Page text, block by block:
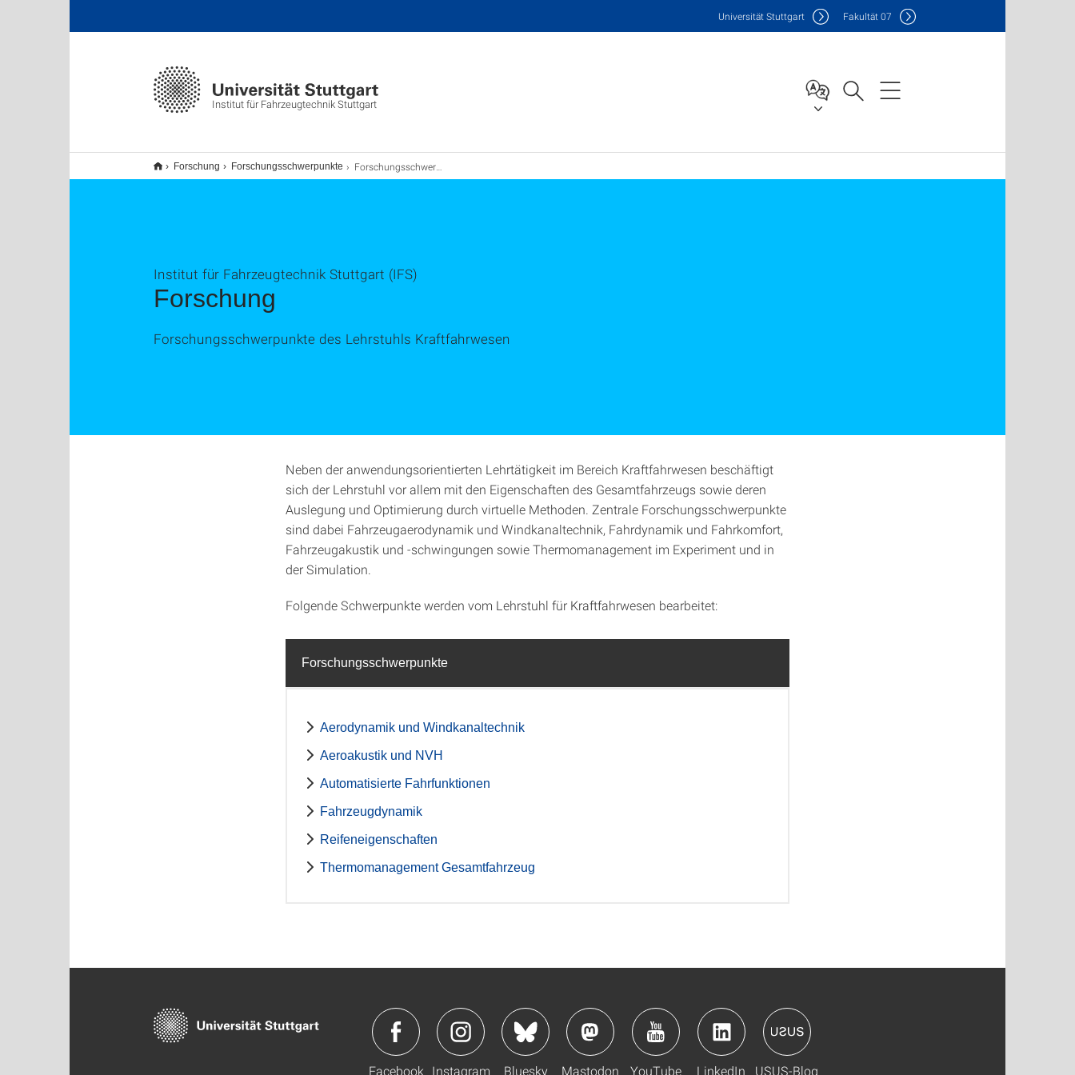
Institut für Fahrzeugtechnik Stuttgart
Universität Stuttgart Fakultät07
Forschung Forschungsschwerpunkte Forschungsschwerpunkte KFZ
Forschung
Institut für Fahrzeugtechnik Stuttgart (IFS)
Forschungsschwerpunkte des Lehrstuhls Kraftfahrwesen
Neben der anwendungsorientierten Lehrtätigkeit im Bereich Kraftfahrwesen beschäftigt
sich der Lehrstuhl vor allem mit den Eigenschaften des Gesamtfahrzeugs sowie deren
Auslegung und Optimierung durch virtuelle Methoden. Zentrale Forschungsschwerpunkte
sind dabei Fahrzeugaerodynamik und Windkanaltechnik, Fahrdynamik und Fahrkomfort,
Fahrzeugakustik und -schwingungen sowie Thermomanagement im Experiment und in
der Simulation.
Folgende Schwerpunkte werden vom Lehrstuhl für Kraftfahrwesen bearbeitet:
Forschungsschwerpunkte
Aerodynamik und Windkanaltechnik
Aeroakustik und NVH
Automatisierte Fahrfunktionen
Fahrzeugdynamik
Reifeneigenschaften
Thermomanagement Gesamtfahrzeug
Facebook Instagram Bluesky Mastodon YouTube LinkedIn USUS-Blog